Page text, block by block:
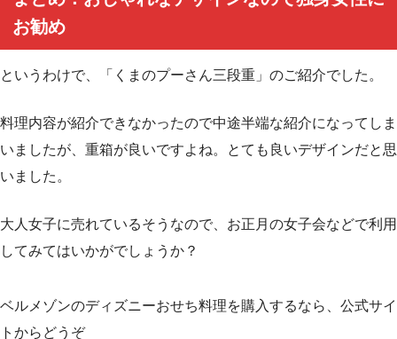
お勧め
というわけで、「くまのプーさん三段重」のご紹介でした。
料理内容が紹介できなかったので中途半端な紹介になってしま
いましたが、重箱が良いですよね。とても良いデザインだと思
いました。
大人女子に売れているそうなので、お正月の女子会などで利用
してみてはいかがでしょうか？
ベルメゾンのディズニーおせち料理を購入するなら、公式サイ
トからどうぞ